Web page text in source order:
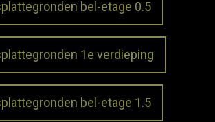
bel-etage 0.5
1e verdieping
bel-etage 1.5